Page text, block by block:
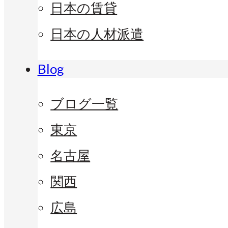
日本の賃貸
日本の人材派遣
Blog
ブログ一覧
東京
名古屋
関西
広島